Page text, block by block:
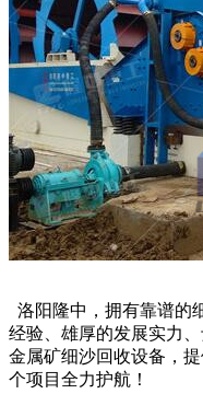
洛阳隆中，拥有靠谱的
经验、雄厚的发展实力
金属矿细沙回收设备，
个项目全力护航！